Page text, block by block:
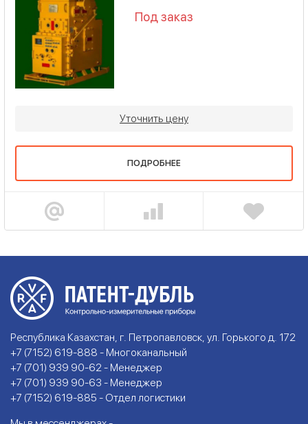
Под заказ
Уточнить цену
ПОДРОБНЕЕ
Республика Казахстан, г. Петропавловск, ул. Горького д. 172
+7 (7152) 619-888 - Многоканальный
+7 (701) 939 90-62 - Менеджер
+7 (701) 939 90-63 - Менеджер
+7 (7152) 619-885 - Отдел логистики